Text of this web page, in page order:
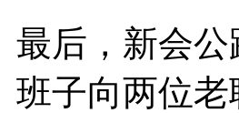
最后，新会
班子向两位